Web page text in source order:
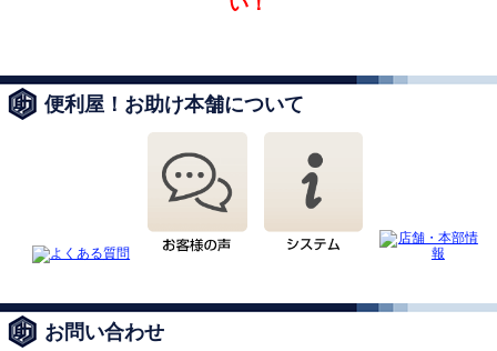
便利屋！お助け本舗について
お問い合わせ